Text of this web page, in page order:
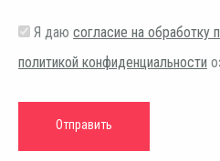
Я даю согласие на обработку
политикой конфиденциальности